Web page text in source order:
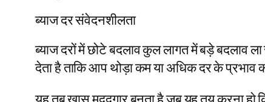
ब्याज दर संवेदनशीलता
ब्याज दरों में छोटे बदलाव कुल लागत में बड़े
देता है ताकि आप थोड़ा कम या अधिक दर के